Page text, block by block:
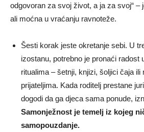
odgovoran za svoj život, a ja za svoj“ –
ali moćna u vraćanju ravnoteže.
Šesti korak jeste okretanje sebi. U
izostanu, potrebno je pronaći radost
ritualima – šetnji, knjizi, šoljici čaja ili
prijateljima. Kada roditelj prestane
dogodi da ga djeca sama ponude,
Samonježnost je temelj iz kojeg
samopouzdanje.